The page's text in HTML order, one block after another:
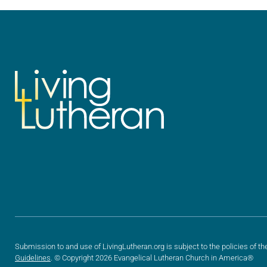
Submission to and use of LivingLutheran.org is subject to the policies of
Guidelines . © Copyright 2026 Evangelical Lutheran Church in America®